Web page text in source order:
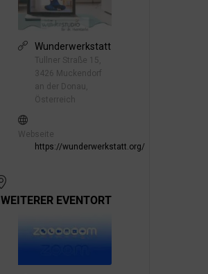
Wunderwerkstatt
Tullner Straße 15,
3426 Muckendorf
an der Donau,
Österreich
Webseite
https://wunderwerkstatt.org/
WEITERER EVENTORT